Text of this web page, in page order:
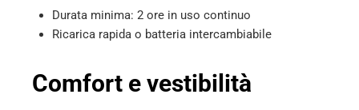
Durata minima: 2 ore in uso continuo
Ricarica rapida o batteria intercambiabile
Comfort e vestibilità